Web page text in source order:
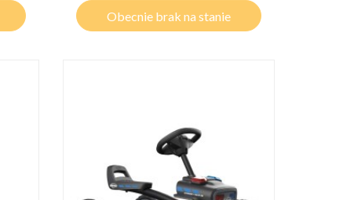
Obecnie brak na stanie